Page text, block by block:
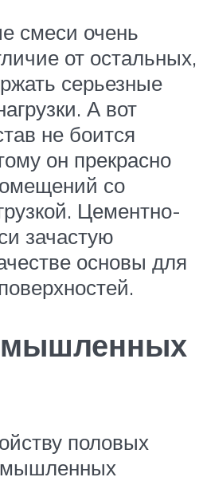
смеси очень
от остальных,
серьезные
А вот
не боится
он прекрасно
со
Цементно-
зачастую
основы для
половых